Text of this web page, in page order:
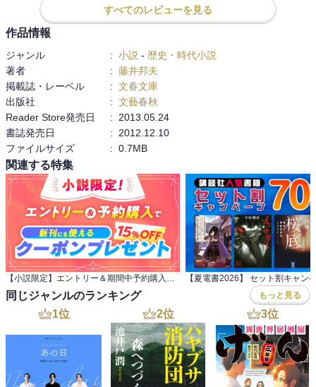
すべてのレビューを見る
作品情報
ジャンル : 小説 - 歴史・時代小説
著者
: 藤井邦夫
掲載誌・レーベル
: 文春文庫
出版社
: 文藝春秋
Reader Store発売日
:
2013.05.24
書誌発売日
:
2012.12.10
ファイルサイズ
: 0.7MB
関連する特集
【小説限定】エントリー＆期間中予約購入でクーポンプレゼント 【夏電書2026】 セット割キャン
同じジャンルのランキング もっと見る
1位 2位 3位